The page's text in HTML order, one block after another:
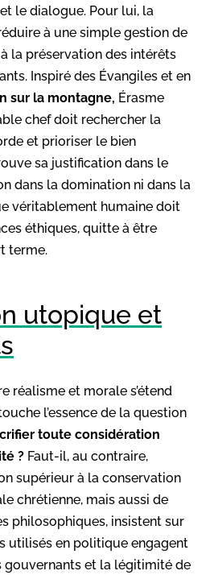
le dialogue. Pour lui, la
à une simple gestion de
la préservation des intérêts
Inspiré des Évangiles et en
sur la montagne, Érasme
chef doit rechercher la
et prioriser le bien
sa justification dans le
dans la domination ni dans la
véritablement humaine doit
éthiques, quitte à être
terme.
utopique et
réalisme et morale s’étend
l’essence de la question
toute considération
? Faut-il, au contraire,
supérieur à la conservation
chrétienne, mais aussi de
philosophiques, insistent sur
utilisés en politique engagent
gouvernants et la légitimité de